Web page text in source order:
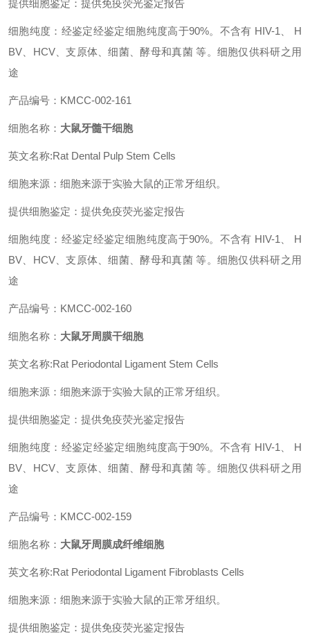
提供细胞鉴定：提供免疫荧光鉴定报告
细胞纯度：经鉴定经鉴定细胞纯度高于90%。不含有 HIV-1、 H
BV、HCV、支原体、细菌、酵母和真菌 等。细胞仅供科研之用
途
产品编号：KMCC-002-161
细胞名称： 大鼠牙髓干细胞
英文名称:Rat Dental Pulp Stem Cells
细胞来源：细胞来源于实验大鼠的正常牙组织。
提供细胞鉴定：提供免疫荧光鉴定报告
细胞纯度：经鉴定经鉴定细胞纯度高于90%。不含有 HIV-1、 H
BV、HCV、支原体、细菌、酵母和真菌 等。细胞仅供科研之用
途
产品编号：KMCC-002-160
细胞名称： 大鼠牙周膜干细胞
英文名称:Rat Periodontal Ligament Stem Cells
细胞来源：细胞来源于实验大鼠的正常牙组织。
提供细胞鉴定：提供免疫荧光鉴定报告
细胞纯度：经鉴定经鉴定细胞纯度高于90%。不含有 HIV-1、 H
BV、HCV、支原体、细菌、酵母和真菌 等。细胞仅供科研之用
途
产品编号：KMCC-002-159
细胞名称： 大鼠牙周膜成纤维细胞
英文名称:Rat Periodontal Ligament Fibroblasts Cells
细胞来源：细胞来源于实验大鼠的正常牙组织。
提供细胞鉴定：提供免疫荧光鉴定报告